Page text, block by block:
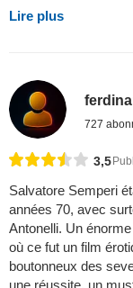
Lire plus
727
3,5
Salvatore Semperi
années 70, avec
Antonelli. Un
où ce fut un film
boutonneux des
une réussite, un